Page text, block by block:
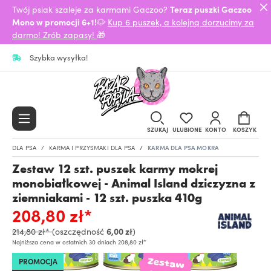
Twój psiak szaleje za karmami Gaczoo? Teraz puszki Gaczoo
Mono w promocji 6+1!🐶 Kup 6 puszek, a kolejną dorzucimy za
darmo! Zrób zapasy! 🎁
Szybka wysyłka!
SZUKAJ ULUBIONE KONTO KOSZYK
DLA PSA KARMA I PRZYSMAKI DLA PSA KARMA DLA PSA MOKRA
Zestaw 12 szt. puszek karmy mokrej
monobiałkowej - Animal Island dziczyzna z
ziemniakami - 12 szt. puszka 410g
208,80 zł*
214,80 zł*(oszczędność 6,00 zł)
Najniższa cena w ostatnich 30 dniach 208,80 zł*
PROMOCJA